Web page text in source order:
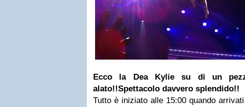
Ecco la Dea Kylie su di un
alato!!Spettacolo davvero splendido!!
Tutto è iniziato alle 15:00 quando